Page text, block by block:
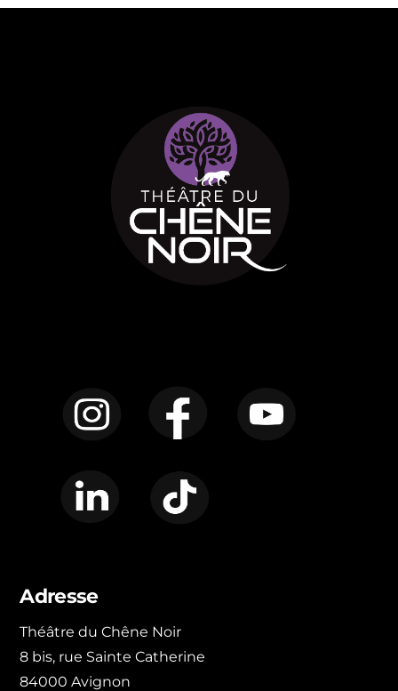
Adresse
Théâtre du Chêne Noir
8 bis, rue Sainte Catherine
84000 Avignon